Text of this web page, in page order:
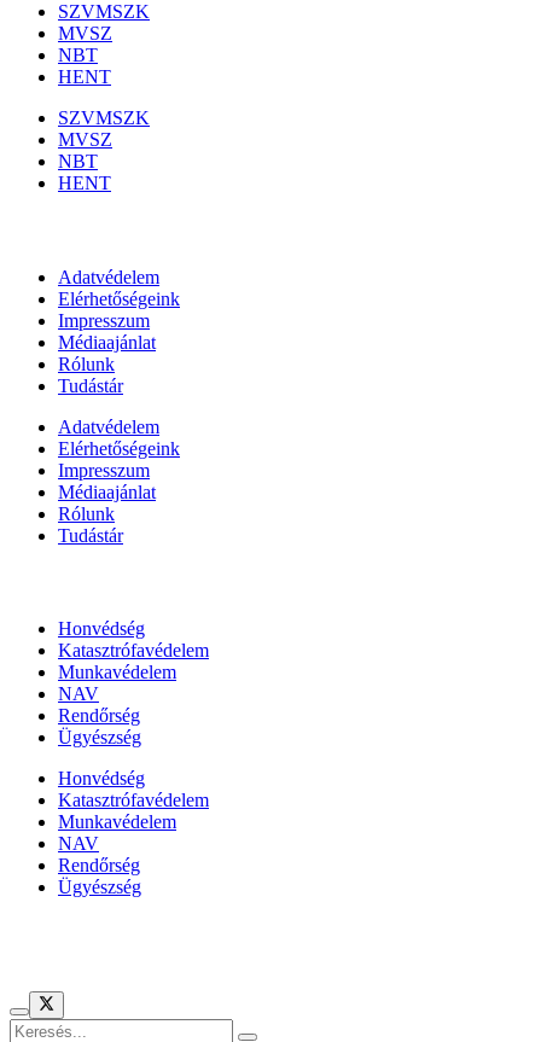
SZVMSZK
MVSZ
NBT
HENT
SZVMSZK
MVSZ
NBT
HENT
Adatvédelem
Elérhetőségeink
Impresszum
Médiaajánlat
Rólunk
Tudástár
Adatvédelem
Elérhetőségeink
Impresszum
Médiaajánlat
Rólunk
Tudástár
Honvédség
Katasztrófavédelem
Munkavédelem
NAV
Rendőrség
Ügyészség
Honvédség
Katasztrófavédelem
Munkavédelem
NAV
Rendőrség
Ügyészség